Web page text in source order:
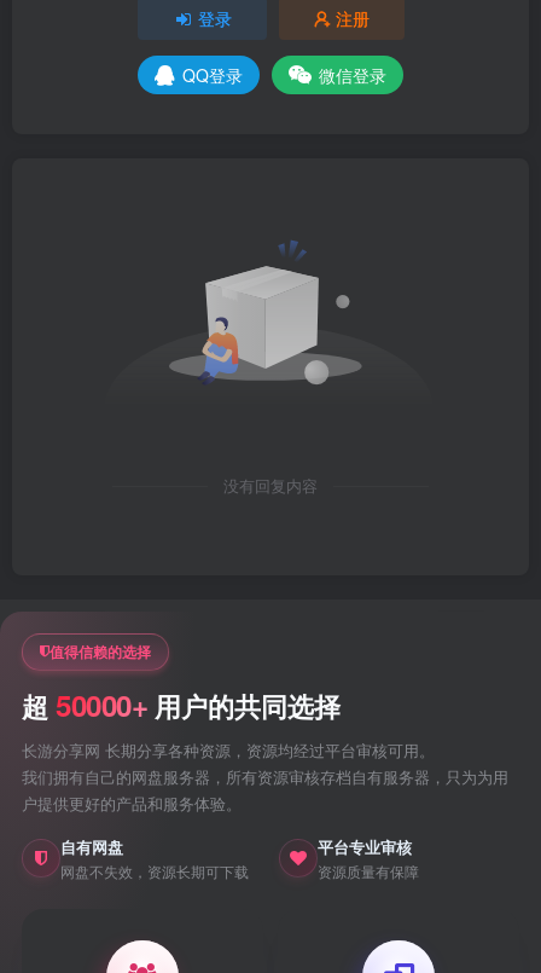
登录 注册
QQ登录 微信登录
没有回复内容
值得信赖的选择
超 50000+ 用户的共同选择
长游分享网 长期分享各种资源，资源均经过平台审核可用。
我们拥有自己的网盘服务器，所有资源审核存档自有服务器，只为为用
户提供更好的产品和服务体验。
自有网盘
网盘不失效，资源长期可下载
平台专业审核
资源质量有保障